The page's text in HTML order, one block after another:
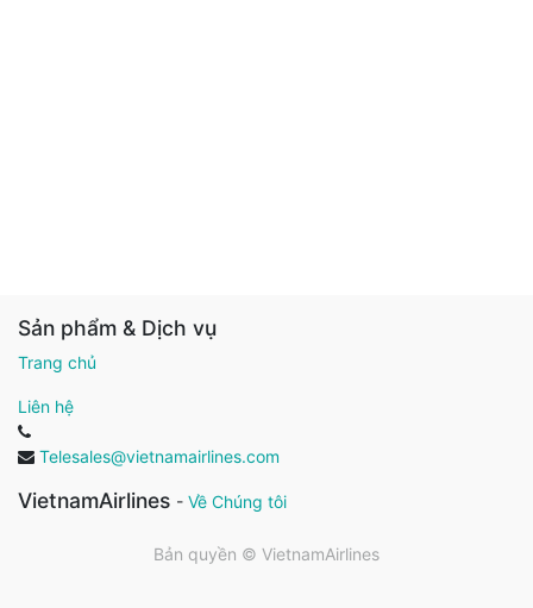
Sản phẩm & Dịch vụ
Trang chủ
Liên hệ
Telesales@vietnamairlines.com
VietnamAirlines - Về Chúng tôi
Bản quyền © VietnamAirlines